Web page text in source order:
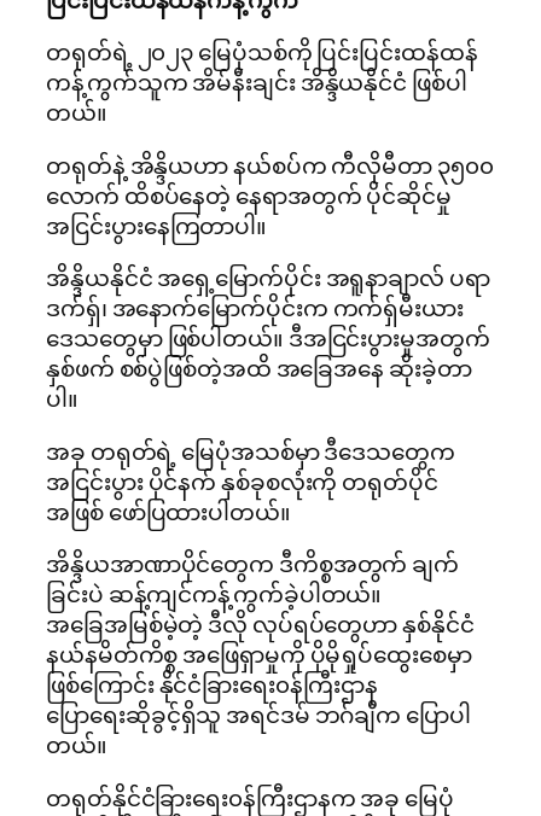
တရုတ်ရဲ့ ၂၀၂၃ မြေပုံသစ်ကို ပြင်းပြင်းထန်ထန်
ကန့်ကွက်သူက အိမ်နီးချင်း အိန္ဒိယနိုင်ငံ ဖြစ်ပါ
တယ်။
တရုတ်နဲ့ အိန္ဒိယဟာ နယ်စပ်က ကီလိုမီတာ ၃၅၀၀
လောက် ထိစပ်နေတဲ့ နေရာအတွက် ပိုင်ဆိုင်မှု
အငြင်းပွားနေကြတာပါ။
အိန္ဒိယနိုင်ငံ အရှေ့မြောက်ပိုင်း အရူနာချာလ် ပရာ
ဒက်ရှ်၊ အနောက်မြောက်ပိုင်းက ကက်ရှ်မီးယား
ဒေသတွေမှာ ဖြစ်ပါတယ်။ ဒီအငြင်းပွားမှုအတွက်
နှစ်ဖက် စစ်ပွဲဖြစ်တဲ့အထိ အခြေအနေ ဆိုးခဲ့တာ
ပါ။
အခု တရုတ်ရဲ့ မြေပုံအသစ်မှာ ဒီဒေသတွေက
အငြင်းပွား ပိုင်နက် နှစ်ခုစလုံးကို တရုတ်ပိုင်
အဖြစ် ဖော်ပြထားပါတယ်။
အိန္ဒိယအာဏာပိုင်တွေက ဒီကိစ္စအတွက် ချက်
ခြင်းပဲ ဆန့်ကျင်ကန့်ကွက်ခဲ့ပါတယ်။
အခြေအမြစ်မဲ့တဲ့ ဒီလို လုပ်ရပ်တွေဟာ နှစ်နိုင်ငံ
နယ်နမိတ်ကိစ္စ အဖြေရှာမှုကို ပိုမိုရှုပ်ထွေးစေမှာ
ဖြစ်ကြောင်း နိုင်ငံခြားရေး၀န်ကြီးဌာန
ပြောရေးဆိုခွင့်ရှိသူ အရင်ဒမ် ဘဂ်ချီက ပြောပါ
တယ်။
တရုတ်နိုင်ငံခြားရေး၀န်ကြီးဌာနက အခု မြေပုံ